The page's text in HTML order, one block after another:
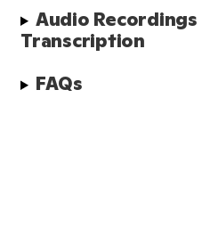
Audio
Transcription
FAQs